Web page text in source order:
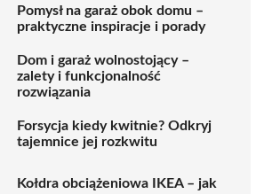
Pomysł na garaż obok domu –
praktyczne inspiracje i porady
Dom i garaż wolnostojący –
zalety i funkcjonalność
rozwiązania
Forsycja kiedy kwitnie? Odkryj
tajemnice jej rozkwitu
Kołdra obciążeniowa IKEA – jak